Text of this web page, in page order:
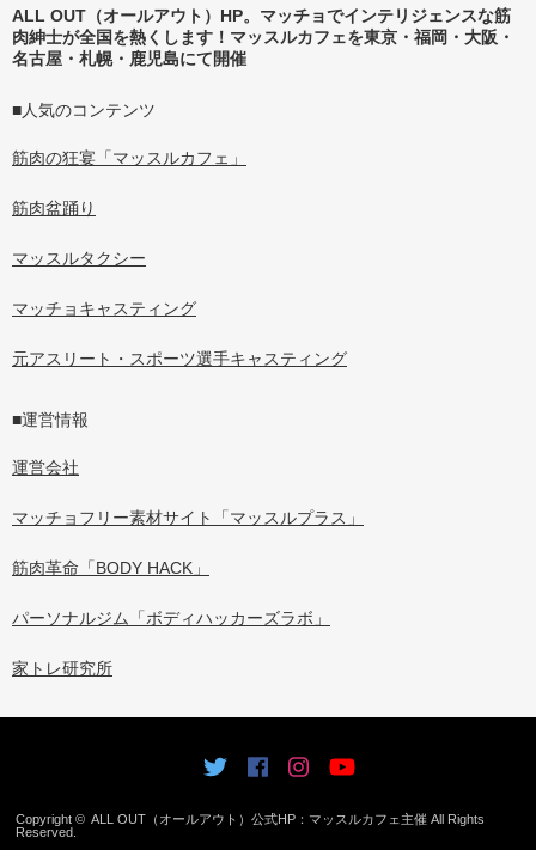
ALL OUT（オールアウト）HP。マッチョでインテリジェンスな筋
肉紳士が全国を熱くします！マッスルカフェを東京・福岡・大阪・
名古屋・札幌・鹿児島にて開催
■人気のコンテンツ
筋肉の狂宴「マッスルカフェ」
筋肉盆踊り
マッスルタクシー
マッチョキャスティング
元アスリート・スポーツ選手キャスティング
■運営情報
運営会社
マッチョフリー素材サイト「マッスルプラス」
筋肉革命「BODY HACK」
パーソナルジム「ボディハッカーズラボ」
家トレ研究所
Copyright ©ALL OUT（オールアウト）公式HP：マッスルカフェ主催 All Rights
Reserved.